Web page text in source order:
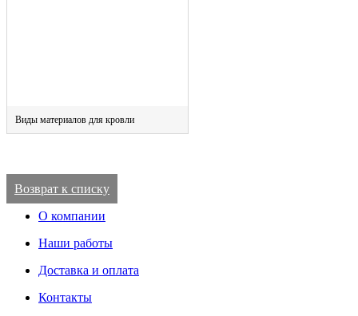
Виды материалов для кровли
Возврат к списку
О компании
Наши работы
Доставка и оплата
Контакты